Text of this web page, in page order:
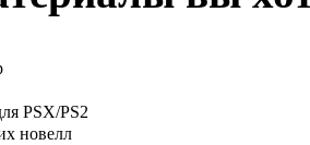
PSX/PS2
новелл